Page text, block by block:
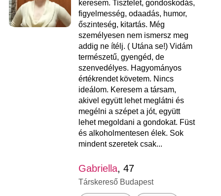
keresem. Tisztelet, gondoskodás,
figyelmesség, odaadás, humor,
őszinteség, kitartás. Még
személyesen nem ismersz meg
addig ne ítélj. ( Utána se!) Vidám
természetű, gyengéd, de
szenvedélyes. Hagyományos
értékrendet követem. Nincs
ideálom. Keresem a társam,
akivel együtt lehet meglátni és
megélni a szépet a jót, együtt
lehet megoldani a gondokat. Füst
és alkoholmentesen élek. Sok
mindent szeretek csak...
Gabriella, 47
Társkereső Budapest